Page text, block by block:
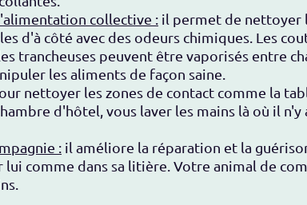
collective : il permet de nettoyer
d'à côté avec des odeurs chimiques. Les
trancheuses peuvent être vaporisés entre
les aliments de façon saine.
nettoyer les zones de contact comme la
d'hôtel, vous laver les mains là où il n'y
: il améliore la réparation et la
lui comme dans sa litière. Votre animal de